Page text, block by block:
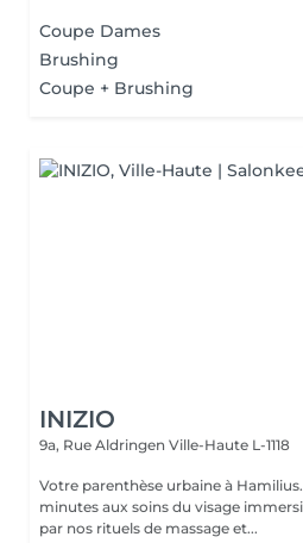
Coupe Dames
Brushing
Coupe + Brushing
INIZIO
9a, Rue Aldringen Ville-Haute L-1118
Votre parenthèse urbaine à
minutes aux soins du visage
par nos rituels de massage et...